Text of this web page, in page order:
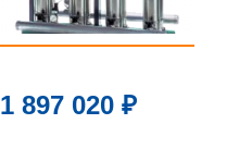
1 897 020 ₽